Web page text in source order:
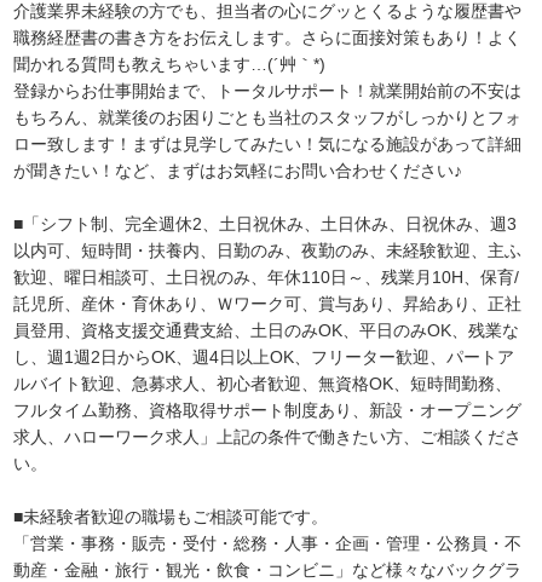
介護業界未経験の方でも、担当者の心にグッとくるような履歴書や
職務経歴書の書き方をお伝えします。さらに面接対策もあり！よく
聞かれる質問も教えちゃいます…(´艸｀*)
登録からお仕事開始まで、トータルサポート！就業開始前の不安は
もちろん、就業後のお困りごとも当社のスタッフがしっかりとフォ
ロー致します！まずは見学してみたい！気になる施設があって詳細
が聞きたい！など、まずはお気軽にお問い合わせください♪
■「シフト制、完全週休2、土日祝休み、土日休み、日祝休み、週3
以内可、短時間・扶養内、日勤のみ、夜勤のみ、未経験歓迎、主ふ
歓迎、曜日相談可、土日祝のみ、年休110日～、残業月10H、保育/
託児所、産休・育休あり、Ｗワーク可、賞与あり、昇給あり、正社
員登用、資格支援交通費支給、土日のみOK、平日のみOK、残業な
し、週1週2日からOK、週4日以上OK、フリーター歓迎、パートア
ルバイト歓迎、急募求人、初心者歓迎、無資格OK、短時間勤務、
フルタイム勤務、資格取得サポート制度あり、新設・オープニング
求人、ハローワーク求人」上記の条件で働きたい方、ご相談くださ
い。
■未経験者歓迎の職場もご相談可能です。
「営業・事務・販売・受付・総務・人事・企画・管理・公務員・不
動産・金融・旅行・観光・飲食・コンビニ」など様々なバックグラ